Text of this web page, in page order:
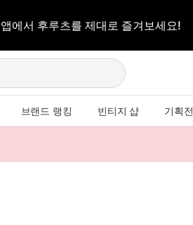
앱에서 후루츠를 제대로 즐겨보세요!
브랜드 랭킹 빈티지 샵 기획전